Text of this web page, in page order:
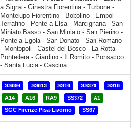
SS694 SS613 SS16 SS379 SS16
A14 A16 RA9 SS372 A1
SGC Firenze-Pisa-Livorno SS67